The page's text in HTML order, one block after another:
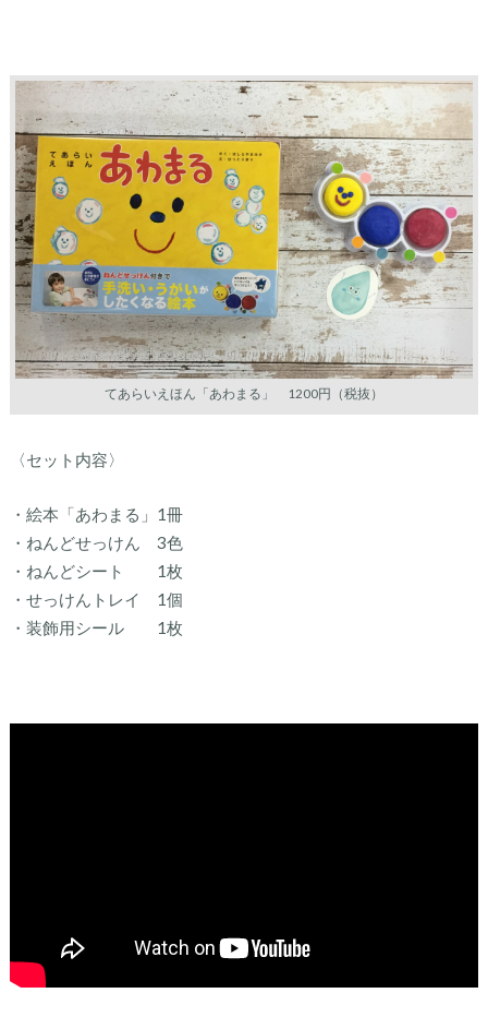
てあらいえほん「あわまる」 1200円（税抜）
〈セット内容〉
・絵本「あわまる」1冊
・ねんどせっけん 3色
・ねんどシート 1枚
・せっけんトレイ 1個
・装飾用シール 1枚